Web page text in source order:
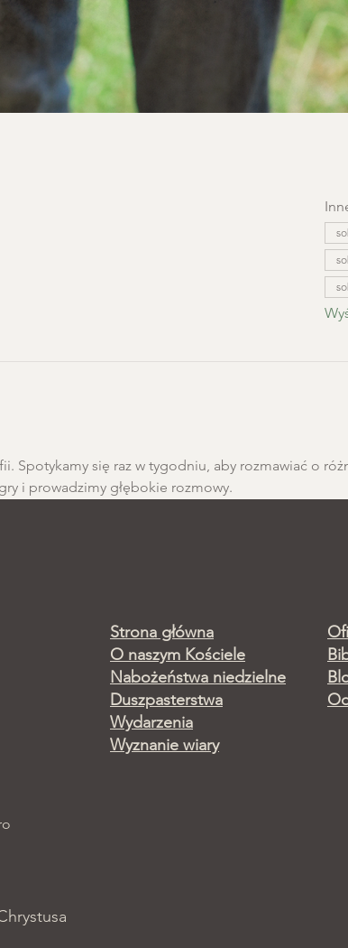
Spotykamy się raz w tygodniu, aby rozmawiać o
i prowadzimy głębokie rozmowy.
Strona główna
O naszym Kościele
Nabożeństwa niedzielne
Duszpasterstwa
Wydarzenia
Wyznanie wiary